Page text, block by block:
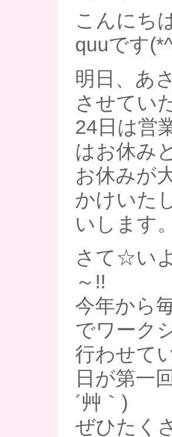
こんにち
quuです
明日、あ
させてい
24日は営
はお休み
お休みが
かけいた
いします。
さて☆い
～!!
今年から
でワーク
行わせて
日が第一
´艸｀)
ぜひたく